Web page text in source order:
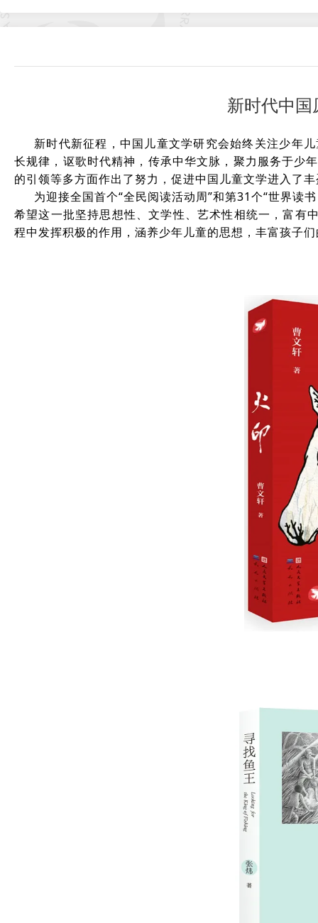
新时代中
新时代新征程，中国儿童文学研究会始终关注少年
长规律，讴歌时代精神，传承中华文脉，聚力服务于少
的引领等多方面作出了努力，促进中国儿童文学进入了
为迎接全国首个“全民阅读活动周”和第31个“世界读
希望这一批坚持思想性、文学性、艺术性相统一，富有
程中发挥积极的作用，涵养少年儿童的思想，丰富孩子